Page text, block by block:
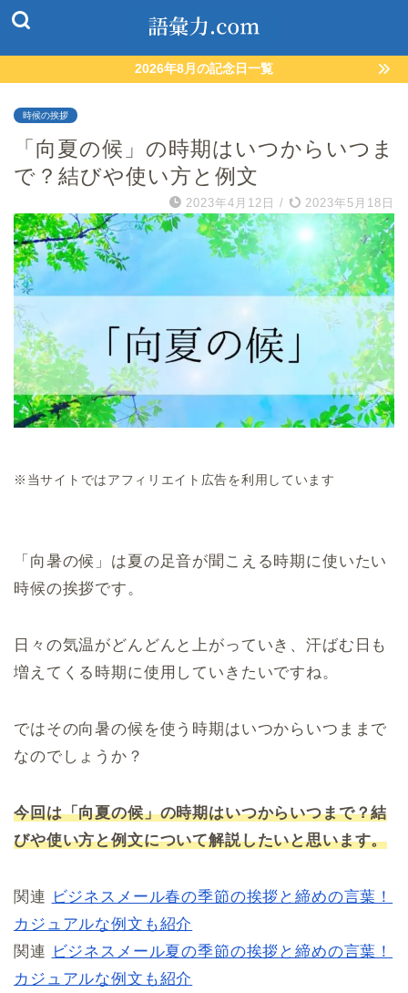
2026年8月の記念日一覧
時候の挨拶
「向夏の候」の時期はいつからいつま
で？結びや使い方と例文
2023年4月12日 / 2023年5月18日
※当サイトではアフィリエイト広告を利用しています
「向暑の候」は夏の足音が聞こえる時期に使いたい
時候の挨拶です。
日々の気温がどんどんと上がっていき、汗ばむ日も
増えてくる時期に使用していきたいですね。
ではその向暑の候を使う時期はいつからいつままで
なのでしょうか？
今回は「向夏の候」の時期はいつからいつまで？結
びや使い方と例文について解説したいと思います。
関連 ビジネスメール春の季節の挨拶と締めの言葉！
カジュアルな例文も紹介
関連 ビジネスメール夏の季節の挨拶と締めの言葉！
カジュアルな例文も紹介